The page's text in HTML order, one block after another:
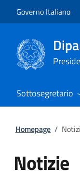
Governo Italiano
Sottosegretario
Homepage /
Notizie